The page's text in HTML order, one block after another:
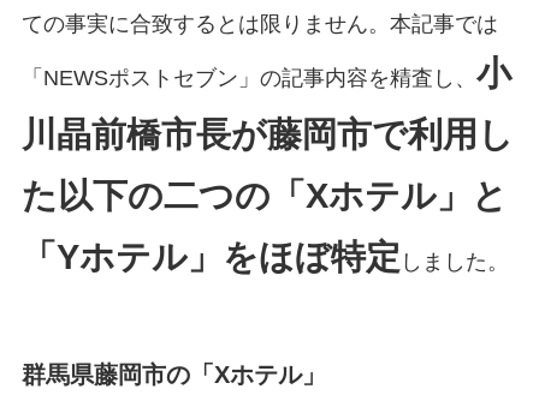
ての事実に合致するとは限りません。本記事では
「NEWSポストセブン」の記事内容を精査し、 小
川晶前橋市長が藤岡市で利用し
た以下の二つの「Xホテル」と
「Yホテル」をほぼ特定 しました。
群馬県藤岡市の「Xホテル」